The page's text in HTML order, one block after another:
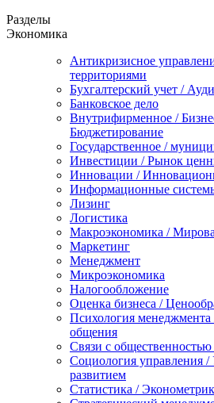
Разделы
Экономика
Антикризисное
территориями
Бухгалтерский учет /
Банковское дело
Внутрифирменное /
Бюджетирование
Государственное /
Инвестиции / Рынок
Инновации /
Информационные
Лизинг
Логистика
Макроэкономика /
Маркетинг
Менеджмент
Микроэкономика
Налогообложение
Оценка бизнеса /
Психология
общения
Связи с общественностью
Социология управления
развитием
Статистика /